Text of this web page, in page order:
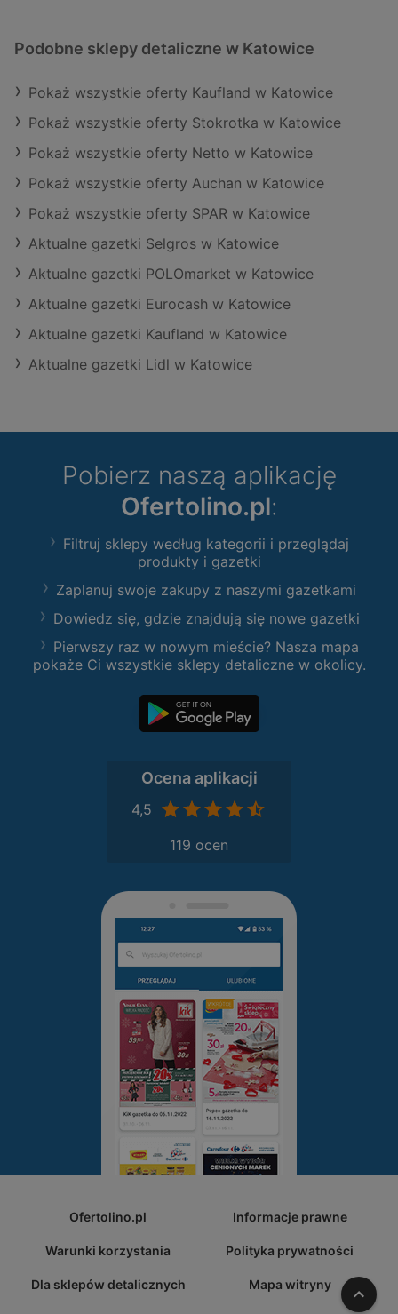
Podobne sklepy detaliczne w Katowice
Pokaż wszystkie oferty Kaufland w Katowice
Pokaż wszystkie oferty Stokrotka w Katowice
Pokaż wszystkie oferty Netto w Katowice
Pokaż wszystkie oferty Auchan w Katowice
Pokaż wszystkie oferty SPAR w Katowice
Aktualne gazetki Selgros w Katowice
Aktualne gazetki POLOmarket w Katowice
Aktualne gazetki Eurocash w Katowice
Aktualne gazetki Kaufland w Katowice
Aktualne gazetki Lidl w Katowice
Pobierz naszą aplikację
Ofertolino.pl:
Filtruj sklepy według kategorii i przeglądaj
produkty i gazetki
Zaplanuj swoje zakupy z naszymi gazetkami
Dowiedz się, gdzie znajdują się nowe gazetki
Pierwszy raz w nowym mieście? Nasza mapa
pokaże Ci wszystkie sklepy detaliczne w okolicy.
Ocena aplikacji
4,5
119 ocen
Ofertolino.pl Informacje prawne
Warunki korzystania Polityka prywatności
Dla sklepów detalicznych Mapa witryny W